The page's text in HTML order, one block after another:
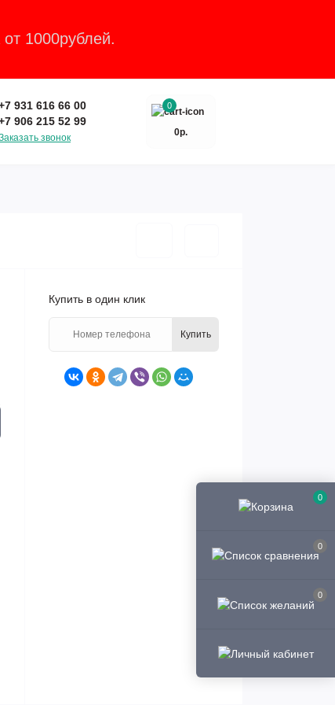
0
0
0
1000рублей.
931 616 66 00
906 215 52 99
звонок
0
0р.
Купить в один клик
Купить